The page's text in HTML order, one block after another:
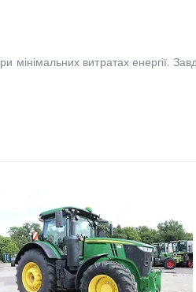
мінімальних витратах енергії.